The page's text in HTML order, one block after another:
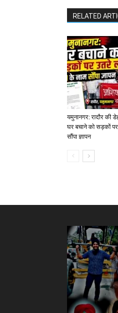
RELATED
यमुनानगर: रादौर की
घर बचाने को सड़कों
सौंपा ज्ञापन